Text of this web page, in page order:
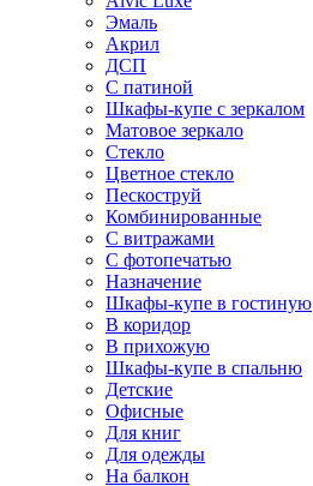
Эмаль
Акрил
ДСП
С патиной
Шкафы-купе с зеркалом
Матовое зеркало
Стекло
Цветное стекло
Пескоструй
Комбинированные
С витражами
С фотопечатью
Назначение
Шкафы-купе в гостиную
В коридор
В прихожую
Шкафы-купе в спальню
Детские
Офисные
Для книг
Для одежды
На балкон